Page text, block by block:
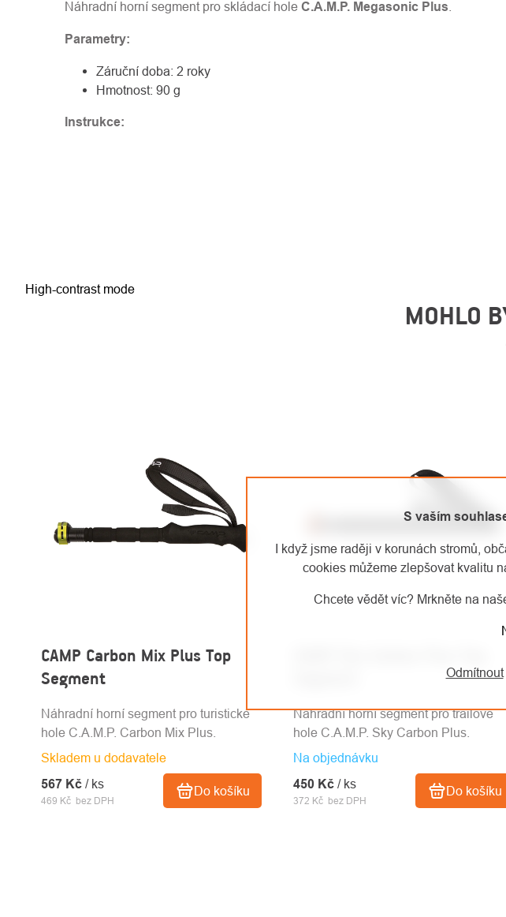
S vaším
I když jsme raději v korunách stromů,
cookies můžeme zlepšovat kvalitu
Chcete vědět víc? Mrkněte na
Odmítnout
Náhradní horní segment pro skládací hole C.A.M.P. Megasonic Plus
Parametry:
Záruční doba: 2 roky
Hmotnost: 90 g
Instrukce:
High-contrast mode
MOHLO
CAMP Carbon Mix Plus Top
Segment
Skladem u dodavatele
469 Kč bez DPH
567 Kč / ks Do košíku
Náhradní horní segment pro turistické
hole C.A.M.P. Carbon Mix Plus.
Na objednávku
372 Kč bez DPH
450 Kč / ks Do košíku
Náhradní horní segment pro trailové
hole C.A.M.P. Sky Carbon Plus.